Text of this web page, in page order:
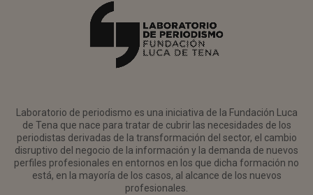
Laboratorio de periodismo es una iniciativa de la Fundación Luca
de Tena que nace para tratar de cubrir las necesidades de los
periodistas derivadas de la transformación del sector, el cambio
disruptivo del negocio de la información y la demanda de nuevos
perfiles profesionales en entornos en los que dicha formación no
está, en la mayoría de los casos, al alcance de los nuevos
profesionales.